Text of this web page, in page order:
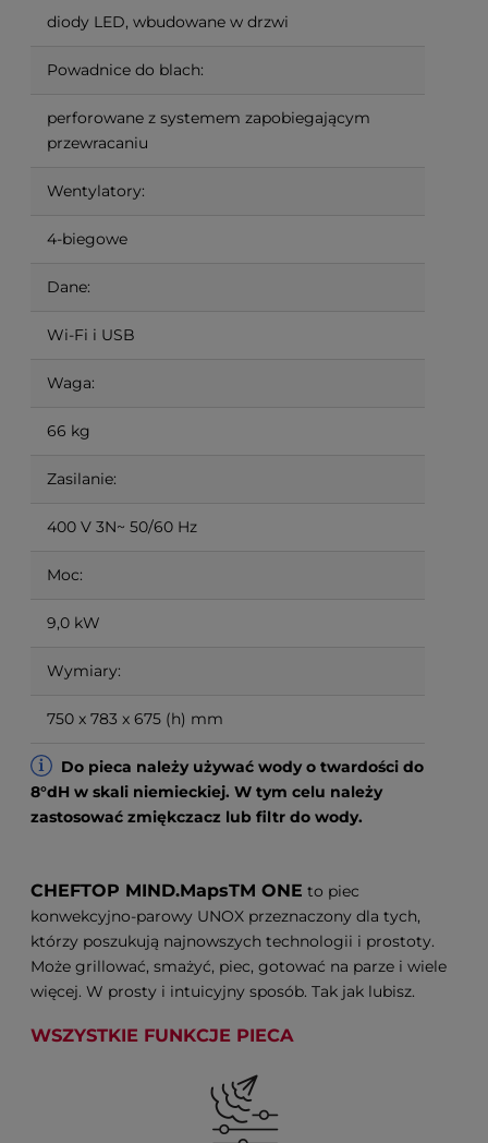
diody LED, wbudowane w drzwi
Powadnice do blach:
perforowane z systemem zapobiegającym
przewracaniu
Wentylatory:
4-biegowe
Dane:
Wi-Fi i USB
Waga:
66 kg
Zasilanie:
400 V 3N~ 50/60 Hz
Moc:
9,0 kW
Wymiary:
750 x 783 x 675 (h) mm
Do pieca należy używać wody o twardości do
8°dH w skali niemieckiej. W tym celu należy
zastosować zmiękczacz lub filtr do wody.
CHEFTOP MIND.MapsTM ONE to piec
konwekcyjno-parowy UNOX przeznaczony dla tych,
którzy poszukują najnowszych technologii i prostoty.
Może grillować, smażyć, piec, gotować na parze i wiele
więcej. W prosty i intuicyjny sposób. Tak jak lubisz.
WSZYSTKIE FUNKCJE PIECA